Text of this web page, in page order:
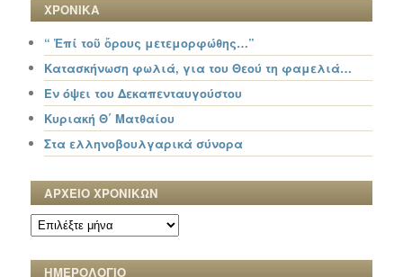
ΧΡΟΝΙΚΑ
“ Ἐπί τοῦ ὄρους μετεμορφώθης…”
Κατασκήνωση φωλιά, για του Θεού τη φαμελιά…
Εν όψει του Δεκαπενταυγούστου
Κυριακή Θ΄ Ματθαίου
Στα ελληνοβουλγαρικά σύνορα
ΑΡΧΕΙΟ ΧΡΟΝΙΚΩΝ
ΑΡΧΕΙΟ
ΧΡΟΝΙΚΩΝ
ΗΜΕΡΟΛΟΓΙΟ